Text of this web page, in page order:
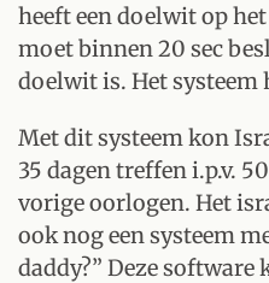
heeft een doelwit op
moet binnen 20 sec
doelwit is. Het systeem
Met dit systeem kon
35 dagen treffen i.p.v.
vorige oorlogen. Het
ook nog een systeem
daddy?” Deze